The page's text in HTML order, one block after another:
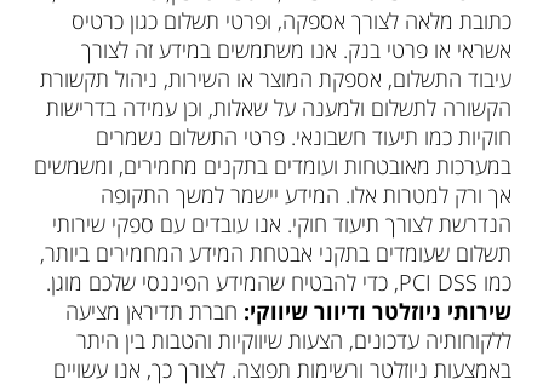
כתובת מלאה לצורך אספקה, ופרטי תשלום כגון כרטיס
אשראי או פרטי בנק. אנו משתמשים במידע זה לצורך
עיבוד התשלום, אספקת המוצר או השירות, ניהול תקשורת
הקשורה לתשלום ולמענה על שאלות, וכן עמידה בדרישות
חוקיות כמו תיעוד חשבונאי. פרטי התשלום נשמרים
במערכות מאובטחות ועומדים בתקנים מחמירים, ומשמשים
אך ורק למטרות אלו. המידע יישמר למשך התקופה
הנדרשת לצורך תיעוד חוקי. אנו עובדים עם ספקי שירותי
תשלום שעומדים בתקני אבטחת המידע המחמירים ביותר,
כמו PCI DSS, כדי להבטיח שהמידע הפיננסי שלכם מוגן.
שירותי ניוזלטר ודיוור שיווקי: חברת תדיראן מציעה
ללקוחותיה עדכונים, הצעות שיווקיות והטבות בין היתר
באמצעות ניוזלטר ורשימות תפוצה. לצורך כך, אנו עשויים